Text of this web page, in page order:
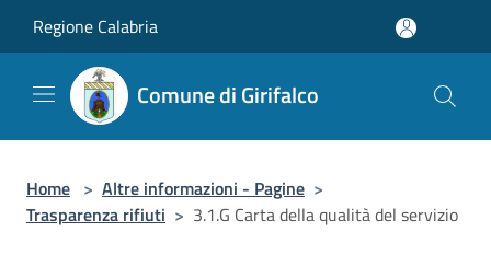
Regione Calabria
Comune di Girifalco
Home > Altre informazioni - Pagine >
Trasparenza rifiuti > 3.1.G Carta della qualità del servizio